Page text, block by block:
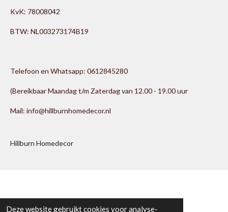
Deze website gebruikt cookies voor analyse-
KvK: 78008042
BTW: NL003273174B19
Telefoon en Whatsapp: 0612845280
(Bereikbaar Maandag t/m Zaterdag van 12.00 - 19.00 uur
Mail: info@hillburnhomedecor.nl
Hillburn Homedecor